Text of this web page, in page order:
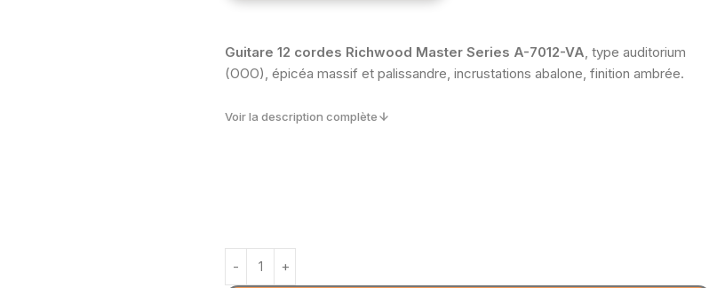
Guitare 12 cordes Richwood Master Series A-7012-VA, type auditorium
(OOO), épicéa massif et palissandre, incrustations abalone, finition ambrée.
Voir la description complète